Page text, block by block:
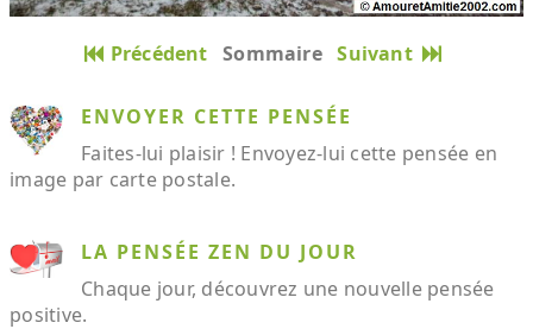
Précédent Sommaire Suivant
ENVOYER CETTE PENSÉE
Faites-lui plaisir ! Envoyez-lui cette pensée en
image par carte postale.
LA PENSÉE ZEN DU JOUR
Chaque jour, découvrez une nouvelle pensée
positive.